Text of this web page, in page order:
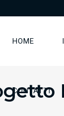
HOME
CONTATTI